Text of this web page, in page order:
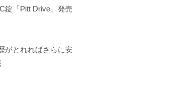
錠「Pitt Drive」発売
がとれればさらに安